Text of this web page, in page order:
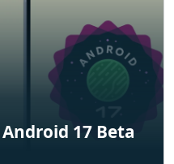
17 Beta